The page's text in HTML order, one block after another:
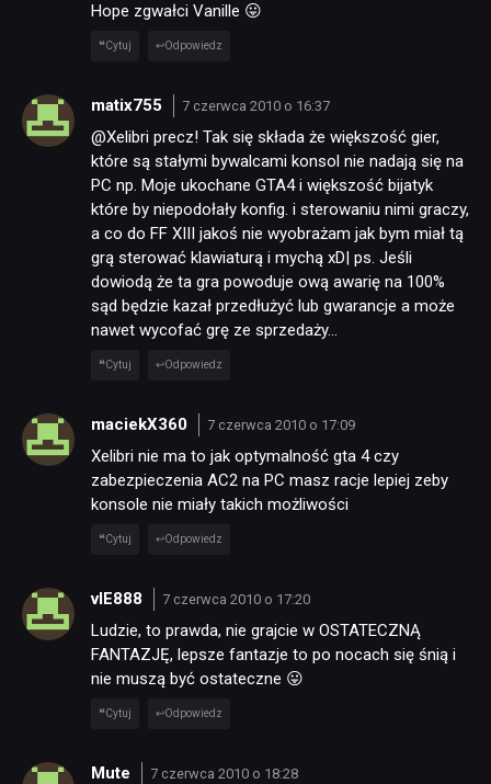
Hope zgwałci Vanille 😛
Cytuj Odpowiedz
matix755 7 czerwca 2010 o 16:37
@Xelibri precz! Tak się składa że większość gier,
które są stałymi bywalcami konsol nie nadają się na
PC np. Moje ukochane GTA4 i większość bijatyk
które by niepodołały konfig. i sterowaniu nimi graczy,
a co do FF XIII jakoś nie wyobrażam jak bym miał tą
grą sterować klawiaturą i mychą xD| ps. Jeśli
dowiodą że ta gra powoduje ową awarię na 100%
sąd będzie kazał przedłużyć lub gwarancje a może
nawet wycofać grę ze sprzedaży…
Cytuj Odpowiedz
maciekX360 7 czerwca 2010 o 17:09
Xelibri nie ma to jak optymalność gta 4 czy
zabezpieczenia AC2 na PC masz racje lepiej zeby
konsole nie miały takich możliwości
Cytuj Odpowiedz
vIE888 7 czerwca 2010 o 17:20
Ludzie, to prawda, nie grajcie w OSTATECZNĄ
FANTAZJĘ, lepsze fantazje to po nocach się śnią i
nie muszą być ostateczne 😛
Cytuj Odpowiedz
Mute 7 czerwca 2010 o 18:28